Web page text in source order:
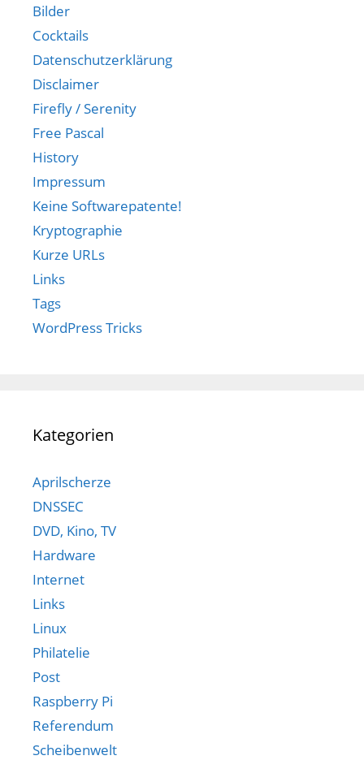
Bilder
Cocktails
Datenschutzerklärung
Disclaimer
Firefly / Serenity
Free Pascal
History
Impressum
Keine Softwarepatente!
Kryptographie
Kurze URLs
Links
Tags
WordPress Tricks
Kategorien
Aprilscherze
DNSSEC
DVD, Kino, TV
Hardware
Internet
Links
Linux
Philatelie
Post
Raspberry Pi
Referendum
Scheibenwelt